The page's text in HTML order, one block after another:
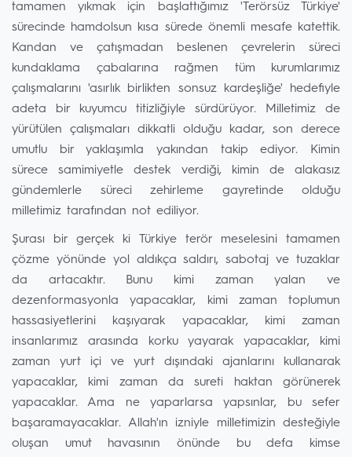
tamamen yıkmak için başlattığımız 'Terörsüz Türkiye'
sürecinde hamdolsun kısa sürede önemli mesafe katettik.
Kandan ve çatışmadan beslenen çevrelerin süreci
kundaklama çabalarına rağmen tüm kurumlarımız
çalışmalarını 'asırlık birlikten sonsuz kardeşliğe' hedefiyle
adeta bir kuyumcu titizliğiyle sürdürüyor. Milletimiz de
yürütülen çalışmaları dikkatli olduğu kadar, son derece
umutlu bir yaklaşımla yakından takip ediyor. Kimin
sürece samimiyetle destek verdiği, kimin de alakasız
gündemlerle süreci zehirleme gayretinde olduğu
milletimiz tarafından not ediliyor.
Şurası bir gerçek ki Türkiye terör meselesini tamamen
çözme yönünde yol aldıkça saldırı, sabotaj ve tuzaklar
da artacaktır. Bunu kimi zaman yalan ve
dezenformasyonla yapacaklar, kimi zaman toplumun
hassasiyetlerini kaşıyarak yapacaklar, kimi zaman
insanlarımız arasında korku yayarak yapacaklar, kimi
zaman yurt içi ve yurt dışındaki ajanlarını kullanarak
yapacaklar, kimi zaman da sureti haktan görünerek
yapacaklar. Ama ne yaparlarsa yapsınlar, bu sefer
başaramayacaklar. Allah'ın izniyle milletimizin desteğiyle
oluşan umut havasının önünde bu defa kimse